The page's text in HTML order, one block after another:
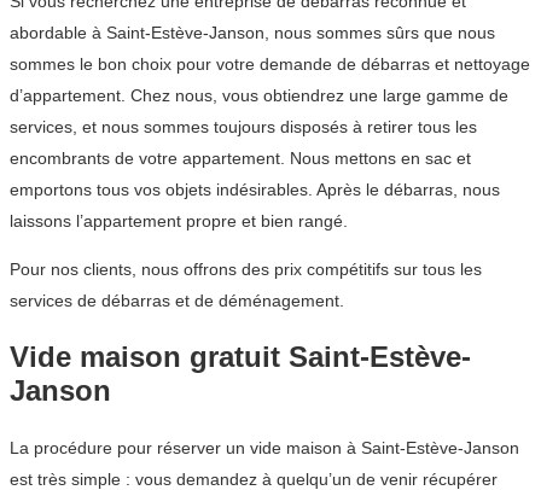
abordable à Saint-Estève-Janson, nous sommes sûrs que nous
sommes le bon choix pour votre demande de débarras et nettoyage
d’appartement. Chez nous, vous obtiendrez une large gamme de
services, et nous sommes toujours disposés à retirer tous les
encombrants de votre appartement. Nous mettons en sac et
emportons tous vos objets indésirables. Après le débarras, nous
laissons l’appartement propre et bien rangé.
Pour nos clients, nous offrons des prix compétitifs sur tous les
services de débarras et de déménagement.
Vide maison gratuit Saint-Estève-
Janson
La procédure pour réserver un vide maison à Saint-Estève-Janson
est très simple : vous demandez à quelqu’un de venir récupérer